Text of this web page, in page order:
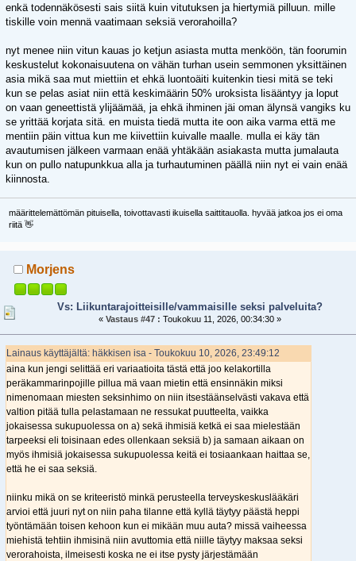
enkä todennäkösesti sais siitä kuin vitutuksen ja hiertymiä pilluun. mille
tiskille voin mennä vaatimaan seksiä verorahoilla?
nyt menee niin vitun kauas jo ketjun asiasta mutta menköön, tän foorumin
keskustelut kokonaisuutena on vähän turhan usein semmonen yksittäinen
asia mikä saa mut miettiin et ehkä luontoäiti kuitenkin tiesi mitä se teki
kun se pelas asiat niin että keskimäärin 50% uroksista lisääntyy ja loput
on vaan geneettistä ylijäämää, ja ehkä ihminen jäi oman älynsä vangiks ku
se yrittää korjata sitä. en muista tiedä mutta ite oon aika varma että me
mentiin päin vittua kun me kiivettiin kuivalle maalle. mulla ei käy tän
avautumisen jälkeen varmaan enää yhtäkään asiakasta mutta jumalauta
kun on pullo natupunkkua alla ja turhautuminen päällä niin nyt ei vain enää
kiinnosta.
määrittelemättömän pituisella, toivottavasti ikuisella saittitauolla. hyvää jatkoa jos ei oma
riitä 👋
Morjens
Vs: Liikuntarajoitteisille/vammaisille seksi palveluita?
«Vastaus #47 : Toukokuu 11, 2026, 00:34:30 »
Lainaus käyttäjältä: häkkisen isa - Toukokuu 10, 2026, 23:49:12
aina kun jengi selittää eri variaatioita tästä että joo kelakortilla
peräkammarinpojille pillua mä vaan mietin että ensinnäkin miksi
nimenomaan miesten seksinhimo on niin itsestäänselvästi vakava että
valtion pitää tulla pelastamaan ne ressukat puutteelta, vaikka
jokaisessa sukupuolessa on a) sekä ihmisiä ketkä ei saa mielestään
tarpeeksi eli toisinaan edes ollenkaan seksiä b) ja samaan aikaan on
myös ihmisiä jokaisessa sukupuolessa keitä ei tosiaankaan haittaa se,
että he ei saa seksiä.
niinku mikä on se kriteeristö minkä perusteella terveyskeskuslääkäri
arvioi että juuri nyt on niin paha tilanne että kyllä täytyy päästä heppi
työntämään toisen kehoon kun ei mikään muu auta? missä vaiheessa
miehistä tehtiin ihmisinä niin avuttomia että niille täytyy maksaa seksi
verorahoista, ilmeisesti koska ne ei itse pysty järjestämään